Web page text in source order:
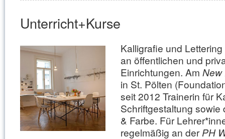
Unterricht+Kurse
Kalligrafie und
an öffentlichen und
Einrichtungen. Am New
in St. Pölten
seit 2012 Trainerin für
Schriftgestaltung sowie
& Farbe. Für
regelmäßig an derPH